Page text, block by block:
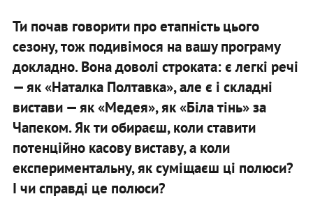
Ти почав говорити про етапність цього
сезону, тож подивімося на вашу програму
докладно. Вона доволі строката: є легкі речі
— як «Наталка Полтавка», але є і складні
вистави — як «Медея», як «Біла тінь» за
Чапеком. Як ти обираєш, коли ставити
потенційно касову виставу, а коли
експериментальну, як суміщаєш ці полюси?
І чи справді це полюси?